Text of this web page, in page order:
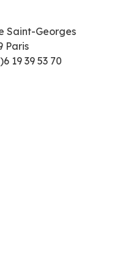
Saint-Georges
Paris
19 39 53 70